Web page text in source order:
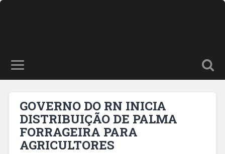
GOVERNO DO RN INICIA
DISTRIBUIÇÃO DE PALMA
FORRAGEIRA PARA
AGRICULTORES